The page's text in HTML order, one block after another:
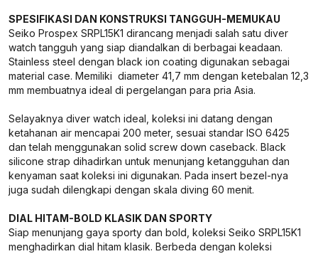
SPESIFIKASI DAN KONSTRUKSI TANGGUH-MEMUKAU
Seiko Prospex SRPL15K1 dirancang menjadi salah satu diver
watch tangguh yang siap diandalkan di berbagai keadaan.
Stainless steel dengan black ion coating digunakan sebagai
material case. Memiliki diameter 41,7 mm dengan ketebalan 12,3
mm membuatnya ideal di pergelangan para pria Asia.
Selayaknya diver watch ideal, koleksi ini datang dengan
ketahanan air mencapai 200 meter, sesuai standar ISO 6425
dan telah menggunakan solid screw down caseback. Black
silicone strap dihadirkan untuk menunjang ketangguhan dan
kenyaman saat koleksi ini digunakan. Pada insert bezel-nya
juga sudah dilengkapi dengan skala diving 60 menit.
DIAL HITAM-BOLD KLASIK DAN SPORTY
Siap menunjang gaya sporty dan bold, koleksi Seiko SRPL15K1
menghadirkan dial hitam klasik. Berbeda dengan koleksi